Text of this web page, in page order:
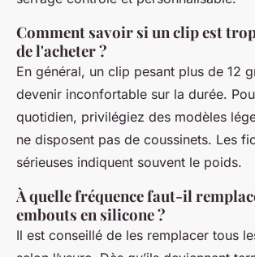
Comment savoir si un clip est
de l'acheter ?
En général, un clip pesant plus de 12
devenir inconfortable sur la durée.
quotidien, privilégiez des modèles
ne disposent pas de coussinets. Les
sérieuses indiquent souvent le poids.
À quelle fréquence faut-il
embouts en silicone ?
Il est conseillé de les remplacer tous